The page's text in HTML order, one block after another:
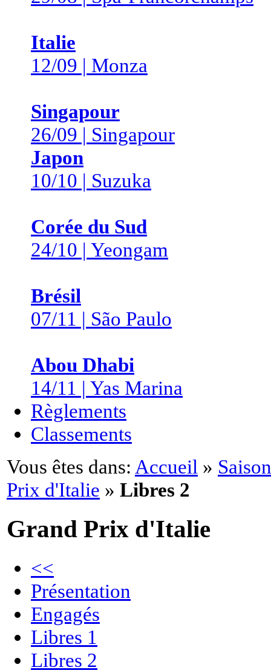
Italie
12/09 | Monza
Singapour
26/09 | Singapour
Japon
10/10 | Suzuka
Corée du Sud
24/10 | Yeongam
Brésil
07/11 | São Paulo
Abou Dhabi
14/11 | Yas Marina
Règlements
Classements
Vous êtes dans: Accueil »
Prix d'Italie » Libres 2
Grand Prix d'Italie
<<
Présentation
Engagés
Libres 1
Libres 2